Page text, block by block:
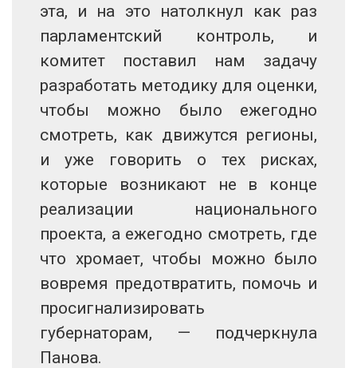
эта, и на это натолкнул как раз
парламентский контроль, и
комитет поставил нам задачу
разработать методику для оценки,
чтобы можно было ежегодно
смотреть, как движутся регионы,
и уже говорить о тех рисках,
которые возникают не в конце
реализации национального
проекта, а ежегодно смотреть, где
что хромает, чтобы можно было
вовремя предотвратить, помочь и
просигнализировать
губернаторам, — подчеркнула
Панова.